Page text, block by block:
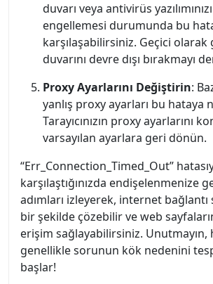
duvarı veya antivirüs
engellemesi durumunda bu
karşılaşabilirsiniz. Geçici olarak
duvarını devre dışı bırakmayı
Proxy Ayarlarını Değiştirin:
yanlış proxy ayarları bu hataya
Tarayıcınızın proxy ayarlarını
varsayılan ayarlara geri dönün.
“Err_Connection_Timed_Out”
karşılaştığınızda endişelenmenize
adımları izleyerek, internet bağlantı
bir şekilde çözebilir ve web
erişim sağlayabilirsiniz. Unutmayın,
genellikle sorunun kök nedenini
başlar!